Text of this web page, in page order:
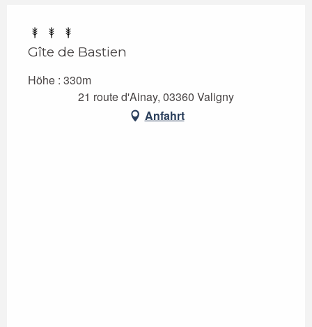
Gîte de Bastien
Höhe : 330m
21 route d'Ainay, 03360 Valigny
Anfahrt